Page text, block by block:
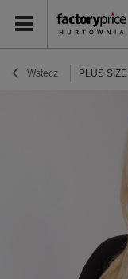
Wstecz PLUS SIZE